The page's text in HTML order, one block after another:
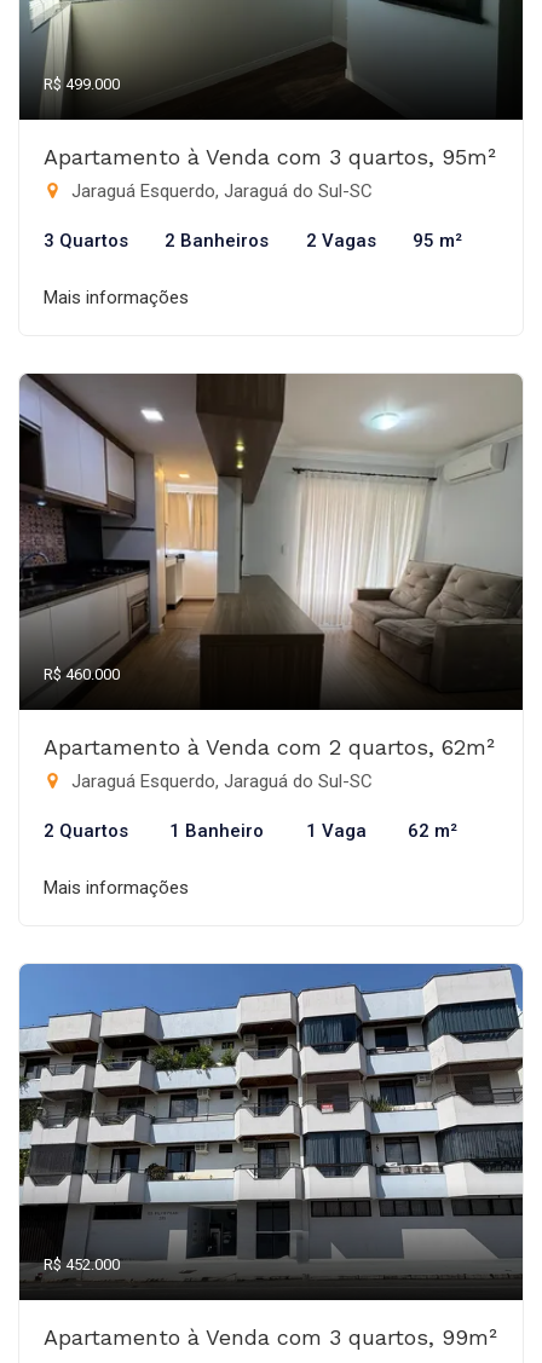
R$ 499.000
Apartamento à Venda com 3 quartos, 95m²
Jaraguá Esquerdo, Jaraguá do Sul-SC
3 Quartos 2 Banheiros 2 Vagas 95 m²
Mais informações
R$ 460.000
Apartamento à Venda com 2 quartos, 62m²
Jaraguá Esquerdo, Jaraguá do Sul-SC
2 Quartos 1 Banheiro 1 Vaga 62 m²
Mais informações
R$ 452.000
Apartamento à Venda com 3 quartos, 99m²